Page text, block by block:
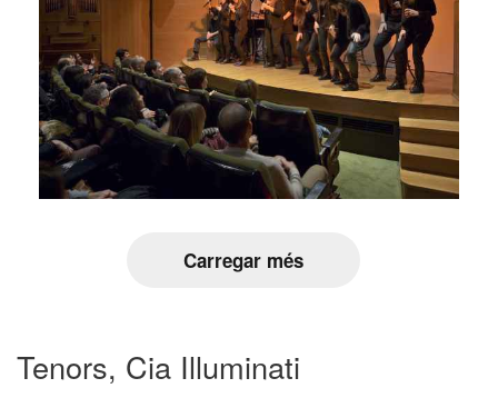
Carregar més
Tenors, Cia Illuminati